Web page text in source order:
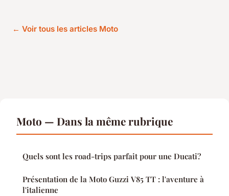
← Voir tous les articles Moto
Moto — Dans la même rubrique
Quels sont les road-trips parfait pour une Ducati?
Présentation de la Moto Guzzi V85 TT : l'aventure à
l'italienne